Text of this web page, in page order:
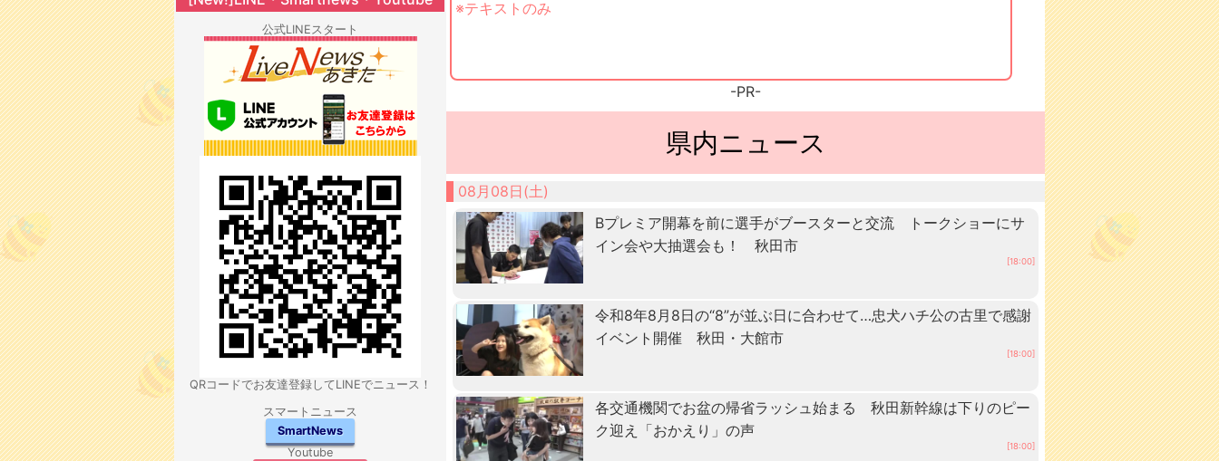
※テキストのみ
-PR-
県内ニュース
08月08日(土)
Bプレミア開幕を前に選手がブースターと交流 トークショーにサ
イン会や大抽選会も！ 秋田市
[18:00]
令和8年8月8日の“8”が並ぶ日に合わせて…忠犬ハチ公の古里で感謝
イベント開催 秋田・大館市
[18:00]
各交通機関でお盆の帰省ラッシュ始まる 秋田新幹線は下りのピー
ク迎え「おかえり」の声
[18:00]
公式LINEスタート
QRコードでお友達登録してLINEでニュース！
スマートニュース
SmartNews
Youtube